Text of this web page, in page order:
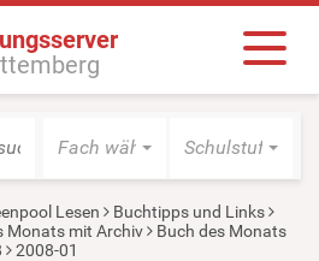
Fach wählen Schulstufe
Lesen
Buchtipps und Links
Monats mit Archiv
Buch des Monats
2008-01